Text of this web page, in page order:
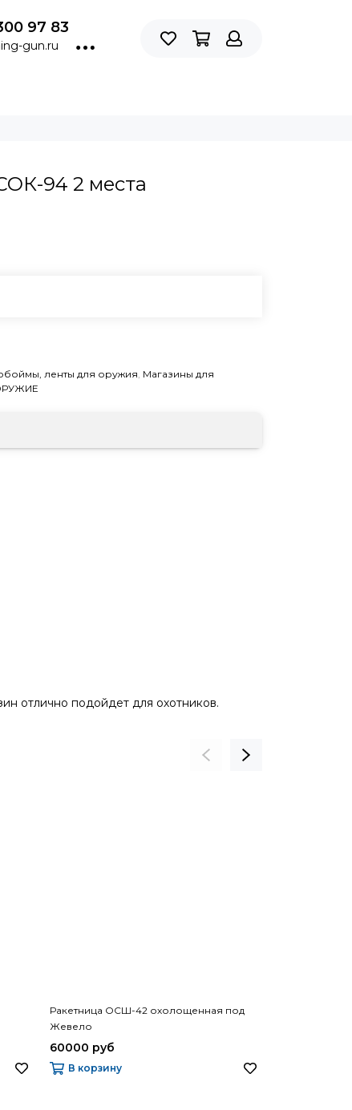
97 83
gun.ru
94 2 места
ленты для оружия, Магазины для
отлично подойдет для охотников.
Ракетница ОСШ-42 охолощенная под
Жевело
60000 руб
В корзину